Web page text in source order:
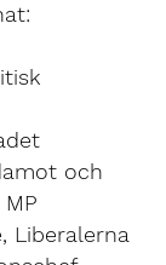
och
Liberalerna